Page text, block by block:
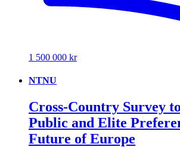
1 500 000 kr
NTNU
Cross-Country Survey
Public and Elite
Future of Europe